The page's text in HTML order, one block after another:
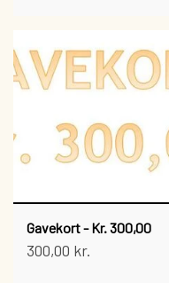
VOELKEL
Gavekort - Kr. 300,00
300,00 kr.